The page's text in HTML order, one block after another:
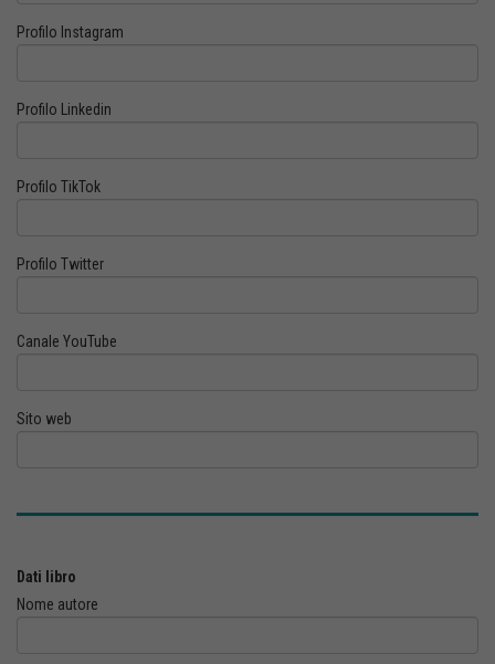
Profilo Instagram
Profilo Linkedin
Profilo TikTok
Profilo Twitter
Canale YouTube
Sito web
Dati libro
Nome autore